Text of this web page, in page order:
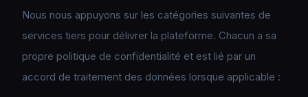
Nous nous appuyons sur les catégories suivantes de
services tiers pour délivrer la plateforme. Chacun a sa
propre politique de confidentialité et est lié par un
accord de traitement des données lorsque applicable :